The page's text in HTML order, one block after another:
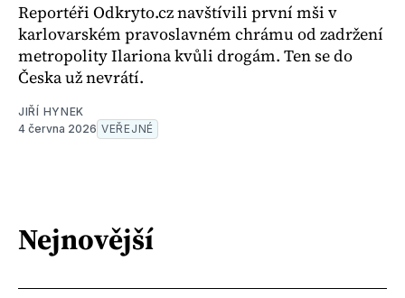
Reportéři Odkryto.cz navštívili první mši v
karlovarském pravoslavném chrámu od zadržení
metropolity Ilariona kvůli drogám. Ten se do
Česka už nevrátí.
JIŘÍ HYNEK
4 června 2026 VEŘEJNÉ
Nejnovější